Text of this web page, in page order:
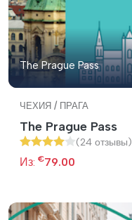
The Prague Pass
ЧЕХИЯ / ПРАГА
The Prague Pass
(24 отзывы)
Из: €79.00